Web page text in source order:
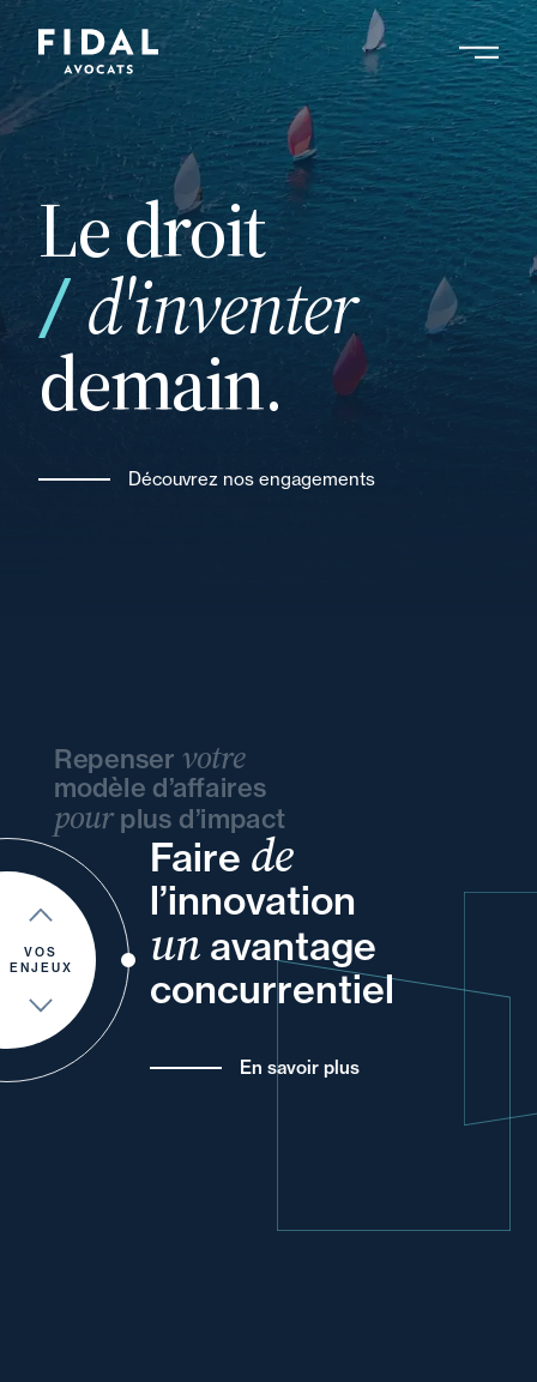
Aller
au
contenu
principalRechercher un mot clé, un professionnel ....
Le droit
d'inventer
demain.
Découvrez nos engagements
VOS
ENJEUX
Repenser votre
modèle d’affaires
pourplus d’impact
Faire de
l’innovation
un avantage
concurrentiel
En savoir plus
vos
et
et
de vos
ou
et
votre
vos
votre